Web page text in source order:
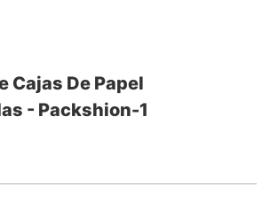
Cajas De Papel
- Packshion-1